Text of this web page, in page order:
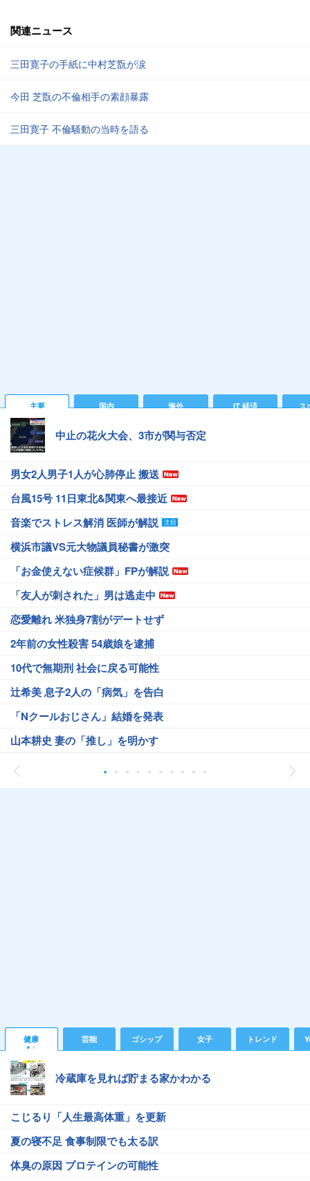
関連ニュース
三田寛子の手紙に中村芝翫が涙
今田 芝翫の不倫相手の素顔暴露
三田寛子 不倫騒動の当時を語る
主要 国内 海外 IT 経済 ス
中止の花火大会、3市が関与否定
男女2人男子1人が心肺停止 搬送
台風15号 11日東北&関東へ最接近
音楽でストレス解消 医師が解説
横浜市議VS元大物議員秘書が激突
「お金使えない症候群」FPが解説
「友人が刺された」男は逃走中
恋愛離れ 米独身7割がデートせず
2年前の女性殺害 54歳娘を逮捕
10代で無期刑 社会に戻る可能性
辻希美 息子2人の「病気」を告白
「Nクールおじさん」結婚を発表
山本耕史 妻の「推し」を明かす
健康 芸能 ゴシップ 女子 トレンド
冷蔵庫を見れば貯まる家かわかる
こじるり「人生最高体重」を更新
夏の寝不足 食事制限でも太る訳
体臭の原因 プロテインの可能性